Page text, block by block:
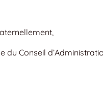
du Conseil